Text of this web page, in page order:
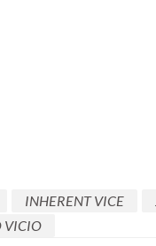
INHERENT VICE
VICIO